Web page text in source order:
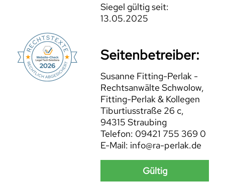
Siegel gültig seit:
13.05.2025
Seitenbetreiber:
Susanne Fitting-Perlak -
Rechtsanwälte Schwolow,
Fitting-Perlak & Kollegen
Tiburtiusstraße 26 c,
94315 Straubing
Telefon: 09421 755 369 0
E-Mail: info@ra-perlak.de
Gültig